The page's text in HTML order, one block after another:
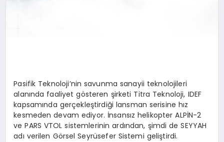
Pasifik Teknoloji’nin savunma sanayii teknolojileri
alanında faaliyet gösteren şirketi Titra Teknoloji, IDEF
kapsamında gerçekleştirdiği lansman serisine hız
kesmeden devam ediyor. İnsansız helikopter ALPİN-2
ve PARS VTOL sistemlerinin ardından, şimdi de SEYYAH
adı verilen Görsel Seyrüsefer Sistemi geliştirdi.